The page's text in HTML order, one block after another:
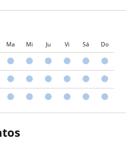
Ma Mi Ju Vi Sá Do